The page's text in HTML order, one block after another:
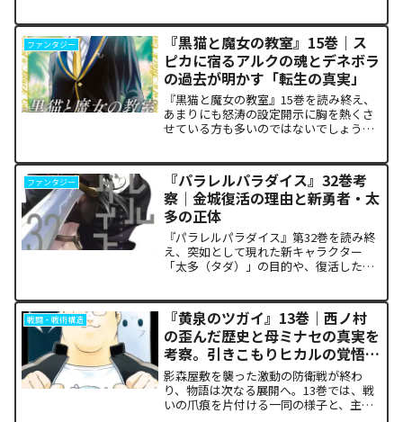
阿月総一が口にした「14年前の魔法（呪
い）」の謎まで、本...
ファンタジー
『黒猫と魔女の教室』15巻｜ス
ピカに宿るアルクの魂とデネボラ
の過去が明かす「転生の真実」
『黒猫と魔女の教室』15巻を読み終え、
あまりにも怒涛の設定開示に胸を熱くさ
せている方も多いのではないでしょう
ドの裏側で、本作最大のミステリーであ
った「アルクの正体」と...
ファンタジー
『パラレルパラダイス』32巻考
察｜金城復活の理由と新勇者・太
多の正体
『パラレルパラダイス』第32巻を読み終
え、突如として現れた新キャラクター
「太多（タダ）」の目的や、復活した邪
あまりにも重く、今後の世界の行方が気
になっている方も多いはずで...
戦闘・戦術構造
『黄泉のツガイ』13巻｜西ノ村
の歪んだ歴史と母ミナセの真実を
考察。引きこもりヒカルの覚悟に
震える理由
影森屋敷を襲った激動の防衛戦が終わ
り、物語は次なる展開へ。13巻では、戦
いの爪痕を片付ける一同の様子と、主人